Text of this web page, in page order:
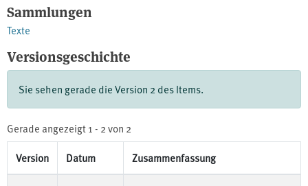
Sammlungen
Texte
Versionsgeschichte
Sie sehen gerade die Version 2 des Items.
Gerade angezeigt1 - 2 von 2
Version Datum Zusammenfassung